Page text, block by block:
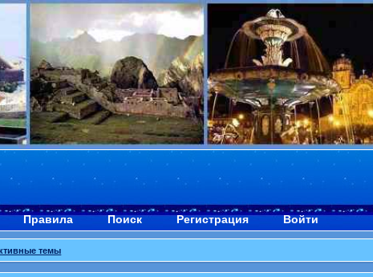
Правила Поиск Регистрация Войти
темы